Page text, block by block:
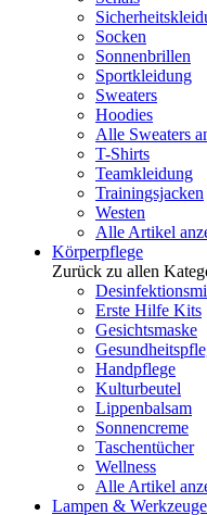
Socken
Sonnenbrillen
Sportkleidung
Sweaters
Hoodies
Alle Sweaters
T-Shirts
Teamkleidung
Trainingsjacken
Westen
Alle Artikel
Körperpflege
Zurück zu allen
Erste Hilfe Kits
Gesichtsmaske
Handpflege
Kulturbeutel
Lippenbalsam
Sonnencreme
Taschentücher
Wellness
Alle Artikel
Lampen & Werkzeuge